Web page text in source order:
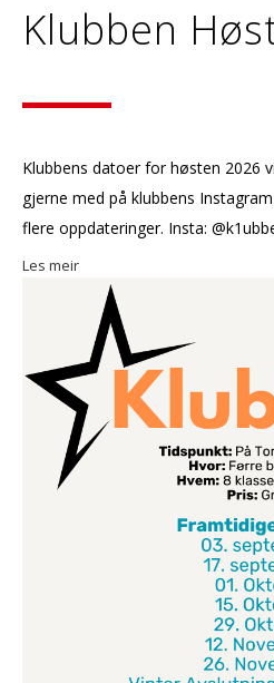
Klubben
Klubbens datoer for høsten 2026
gjerne med på klubbens
flere oppdateringer. Insta:
Les meir